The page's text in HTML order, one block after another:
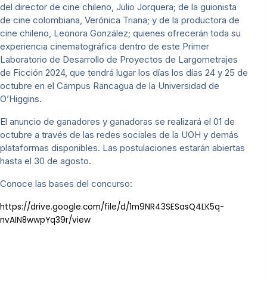
del director de cine chileno, Julio Jorquera; de la guionista
de cine colombiana, Verónica Triana; y de la productora de
cine chileno, Leonora González; quienes ofrecerán toda su
experiencia cinematográfica dentro de este Primer
Laboratorio de Desarrollo de Proyectos de Largometrajes
de Ficción 2024, que tendrá lugar los días los días 24 y 25 de
octubre en el Campus Rancagua de la Universidad de
O’Higgins.
El anuncio de ganadores y ganadoras se realizará el 01 de
octubre a través de las redes sociales de la UOH y demás
plataformas disponibles. Las postulaciones estarán abiertas
hasta el 30 de agosto.
Conoce las bases del concurso:
https://drive.google.com/file/d/1m9NR43SESasQ4LK5q-
nvAIN8wwpYq39r/view